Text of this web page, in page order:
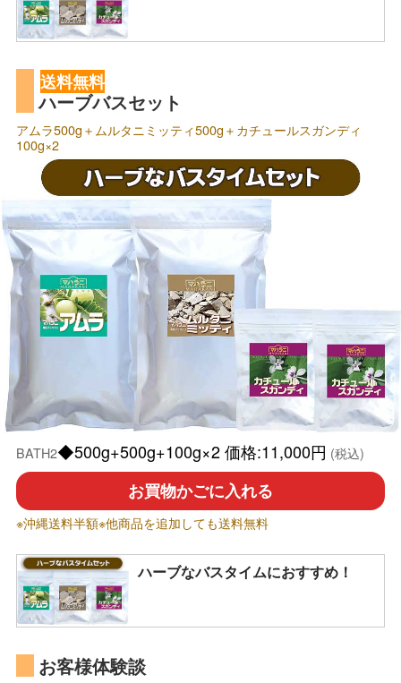
送料無料
ハーブバスセット
アムラ500g＋ムルタニミッティ500g＋カチュールスガンディ
100g×2
BATH2◆500g+500g+100g×2 価格:11,000円 (税込)
お買物かごに入れる
※沖縄送料半額※他商品を追加しても送料無料
ハーブなバスタイムにおすすめ！
お客様体験談